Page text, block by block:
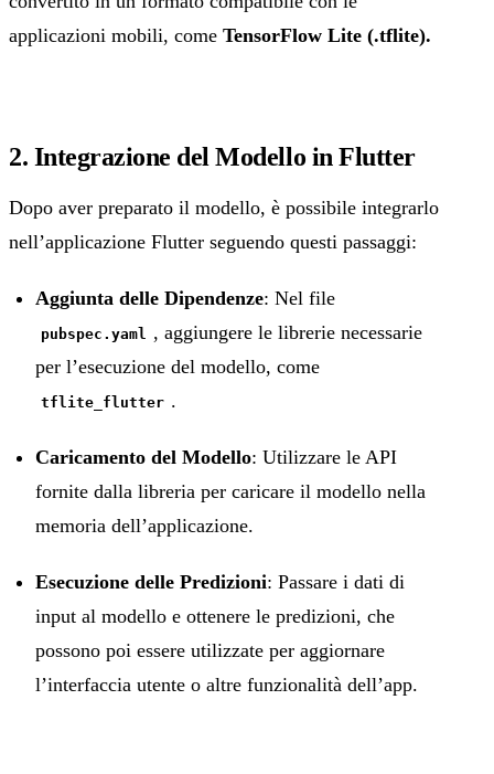
applicazioni mobili, come TensorFlow Lite (.tflite).
2. Integrazione del Modello in Flutter
Dopo aver preparato il modello, è possibile integrarlo
nell’applicazione Flutter seguendo questi passaggi:
Aggiunta delle Dipendenze: Nel file
pubspec.yaml , aggiungere le librerie necessarie
per l’esecuzione del modello, come
tflite_flutter .
Caricamento del Modello: Utilizzare le API
fornite dalla libreria per caricare il modello nella
memoria dell’applicazione.
Esecuzione delle Predizioni: Passare i dati di
input al modello e ottenere le predizioni, che
possono poi essere utilizzate per aggiornare
l’interfaccia utente o altre funzionalità dell’app.